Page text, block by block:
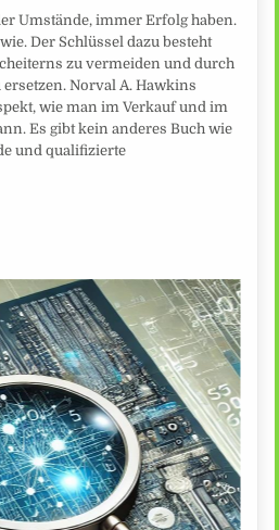
Umstände, immer Erfolg haben.
Der Schlüssel dazu besteht
zu vermeiden und durch
Norval A. Hawkins
wie man im Verkauf und im
Es gibt kein anderes Buch wie
und qualifizierte